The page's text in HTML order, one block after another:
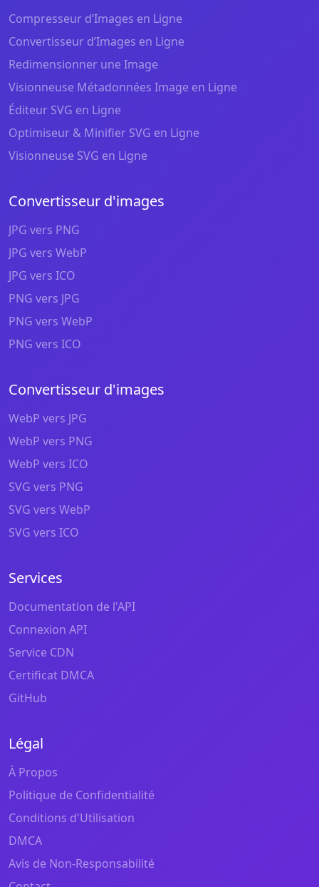
Compresseur d’Images en Ligne
Convertisseur d’Images en Ligne
Redimensionner une Image
Visionneuse Métadonnées Image en Ligne
Éditeur SVG en Ligne
Optimiseur & Minifier SVG en Ligne
Visionneuse SVG en Ligne
Convertisseur d'images
JPG vers PNG
JPG vers WebP
JPG vers ICO
PNG vers JPG
PNG vers WebP
PNG vers ICO
Convertisseur d'images
WebP vers JPG
WebP vers PNG
WebP vers ICO
SVG vers PNG
SVG vers WebP
SVG vers ICO
Services
Documentation de l'API
Connexion API
Service CDN
Certificat DMCA
GitHub
Légal
À Propos
Politique de Confidentialité
Conditions d'Utilisation
DMCA
Avis de Non-Responsabilité